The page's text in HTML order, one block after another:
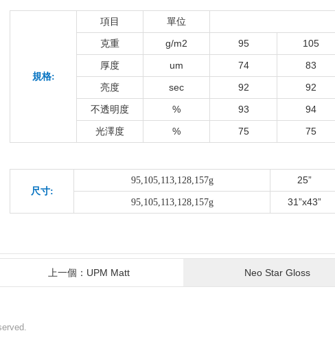
規格:
項目 單位
克重 g/m2 95 105
厚度 um 74 83
亮度 sec 92 92
不透明度 % 93 94
光澤度 % 75 75
尺寸:
95,105,113,128,157g 25”
95,105,113,128,157g 31”x43”
上一個：UPM Matt Neo Star Gloss